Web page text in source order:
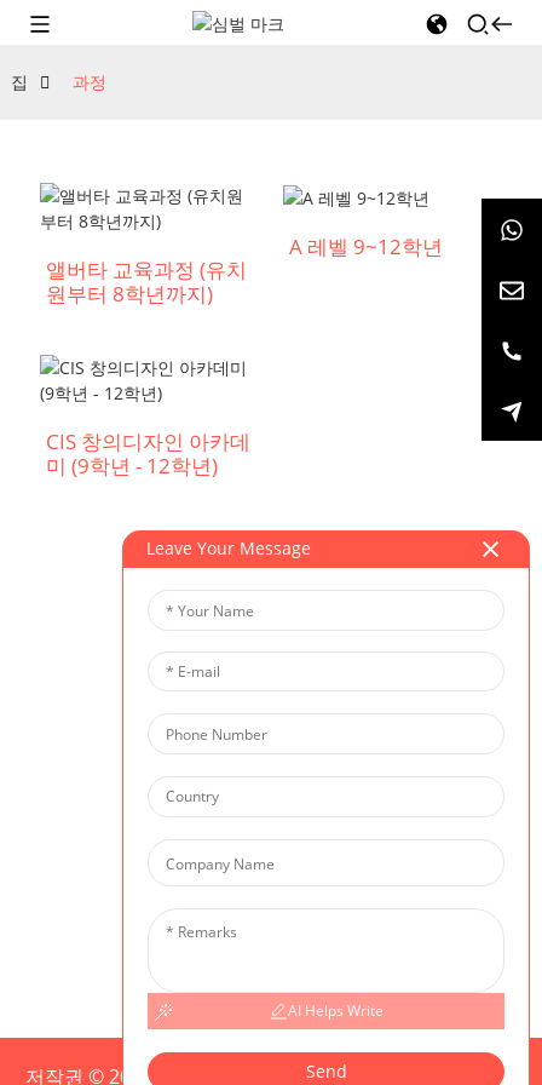
집 과정
앨버타 교육과정 (유치
원부터 8학년까지)
A 레벨 9~12학년
CIS 창의디자인 아카데
미 (9학년 - 12학년)
저작권 © 2025 CIS 모든 권리 보유사이트맵,
Leave Your Message
AI Helps Write
Send